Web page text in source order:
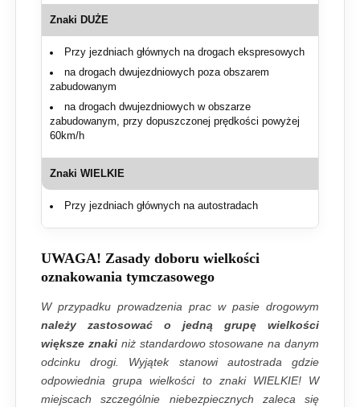
Znaki DUŻE
Przy jezdniach głównych na drogach ekspresowych
na drogach dwujezdniowych poza obszarem
zabudowanym
na drogach dwujezdniowych w obszarze
zabudowanym, przy dopuszczonej prędkości powyżej
60km/h
Znaki WIELKIE
Przy jezdniach głównych na autostradach
UWAGA! Zasady doboru wielkości
oznakowania tymczasowego
W przypadku prowadzenia prac w pasie drogowym
należy zastosować o jedną grupę wielkości
większe znakiniż standardowo stosowane na danym
odcinku drogi. Wyjątek stanowi autostrada gdzie
odpowiednia grupa wielkości to znaki WIELKIE! W
miejscach szczególnie niebezpiecznych zaleca się